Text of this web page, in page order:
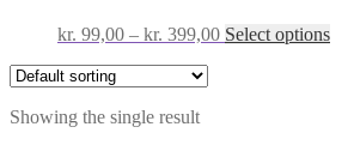
kr. 99,00 – kr. 399,00Price
Select optionsThis
Showing the single result